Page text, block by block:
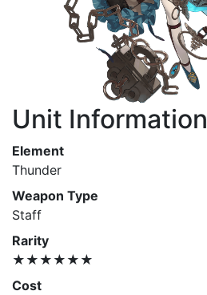
Unit Information
Element
Thunder
Weapon Type
Staff
Rarity
★★★★★★
Cost